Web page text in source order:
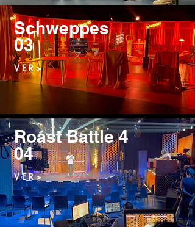
Schweppes
03
V E R >
Roast Battle 4
04
V E R >